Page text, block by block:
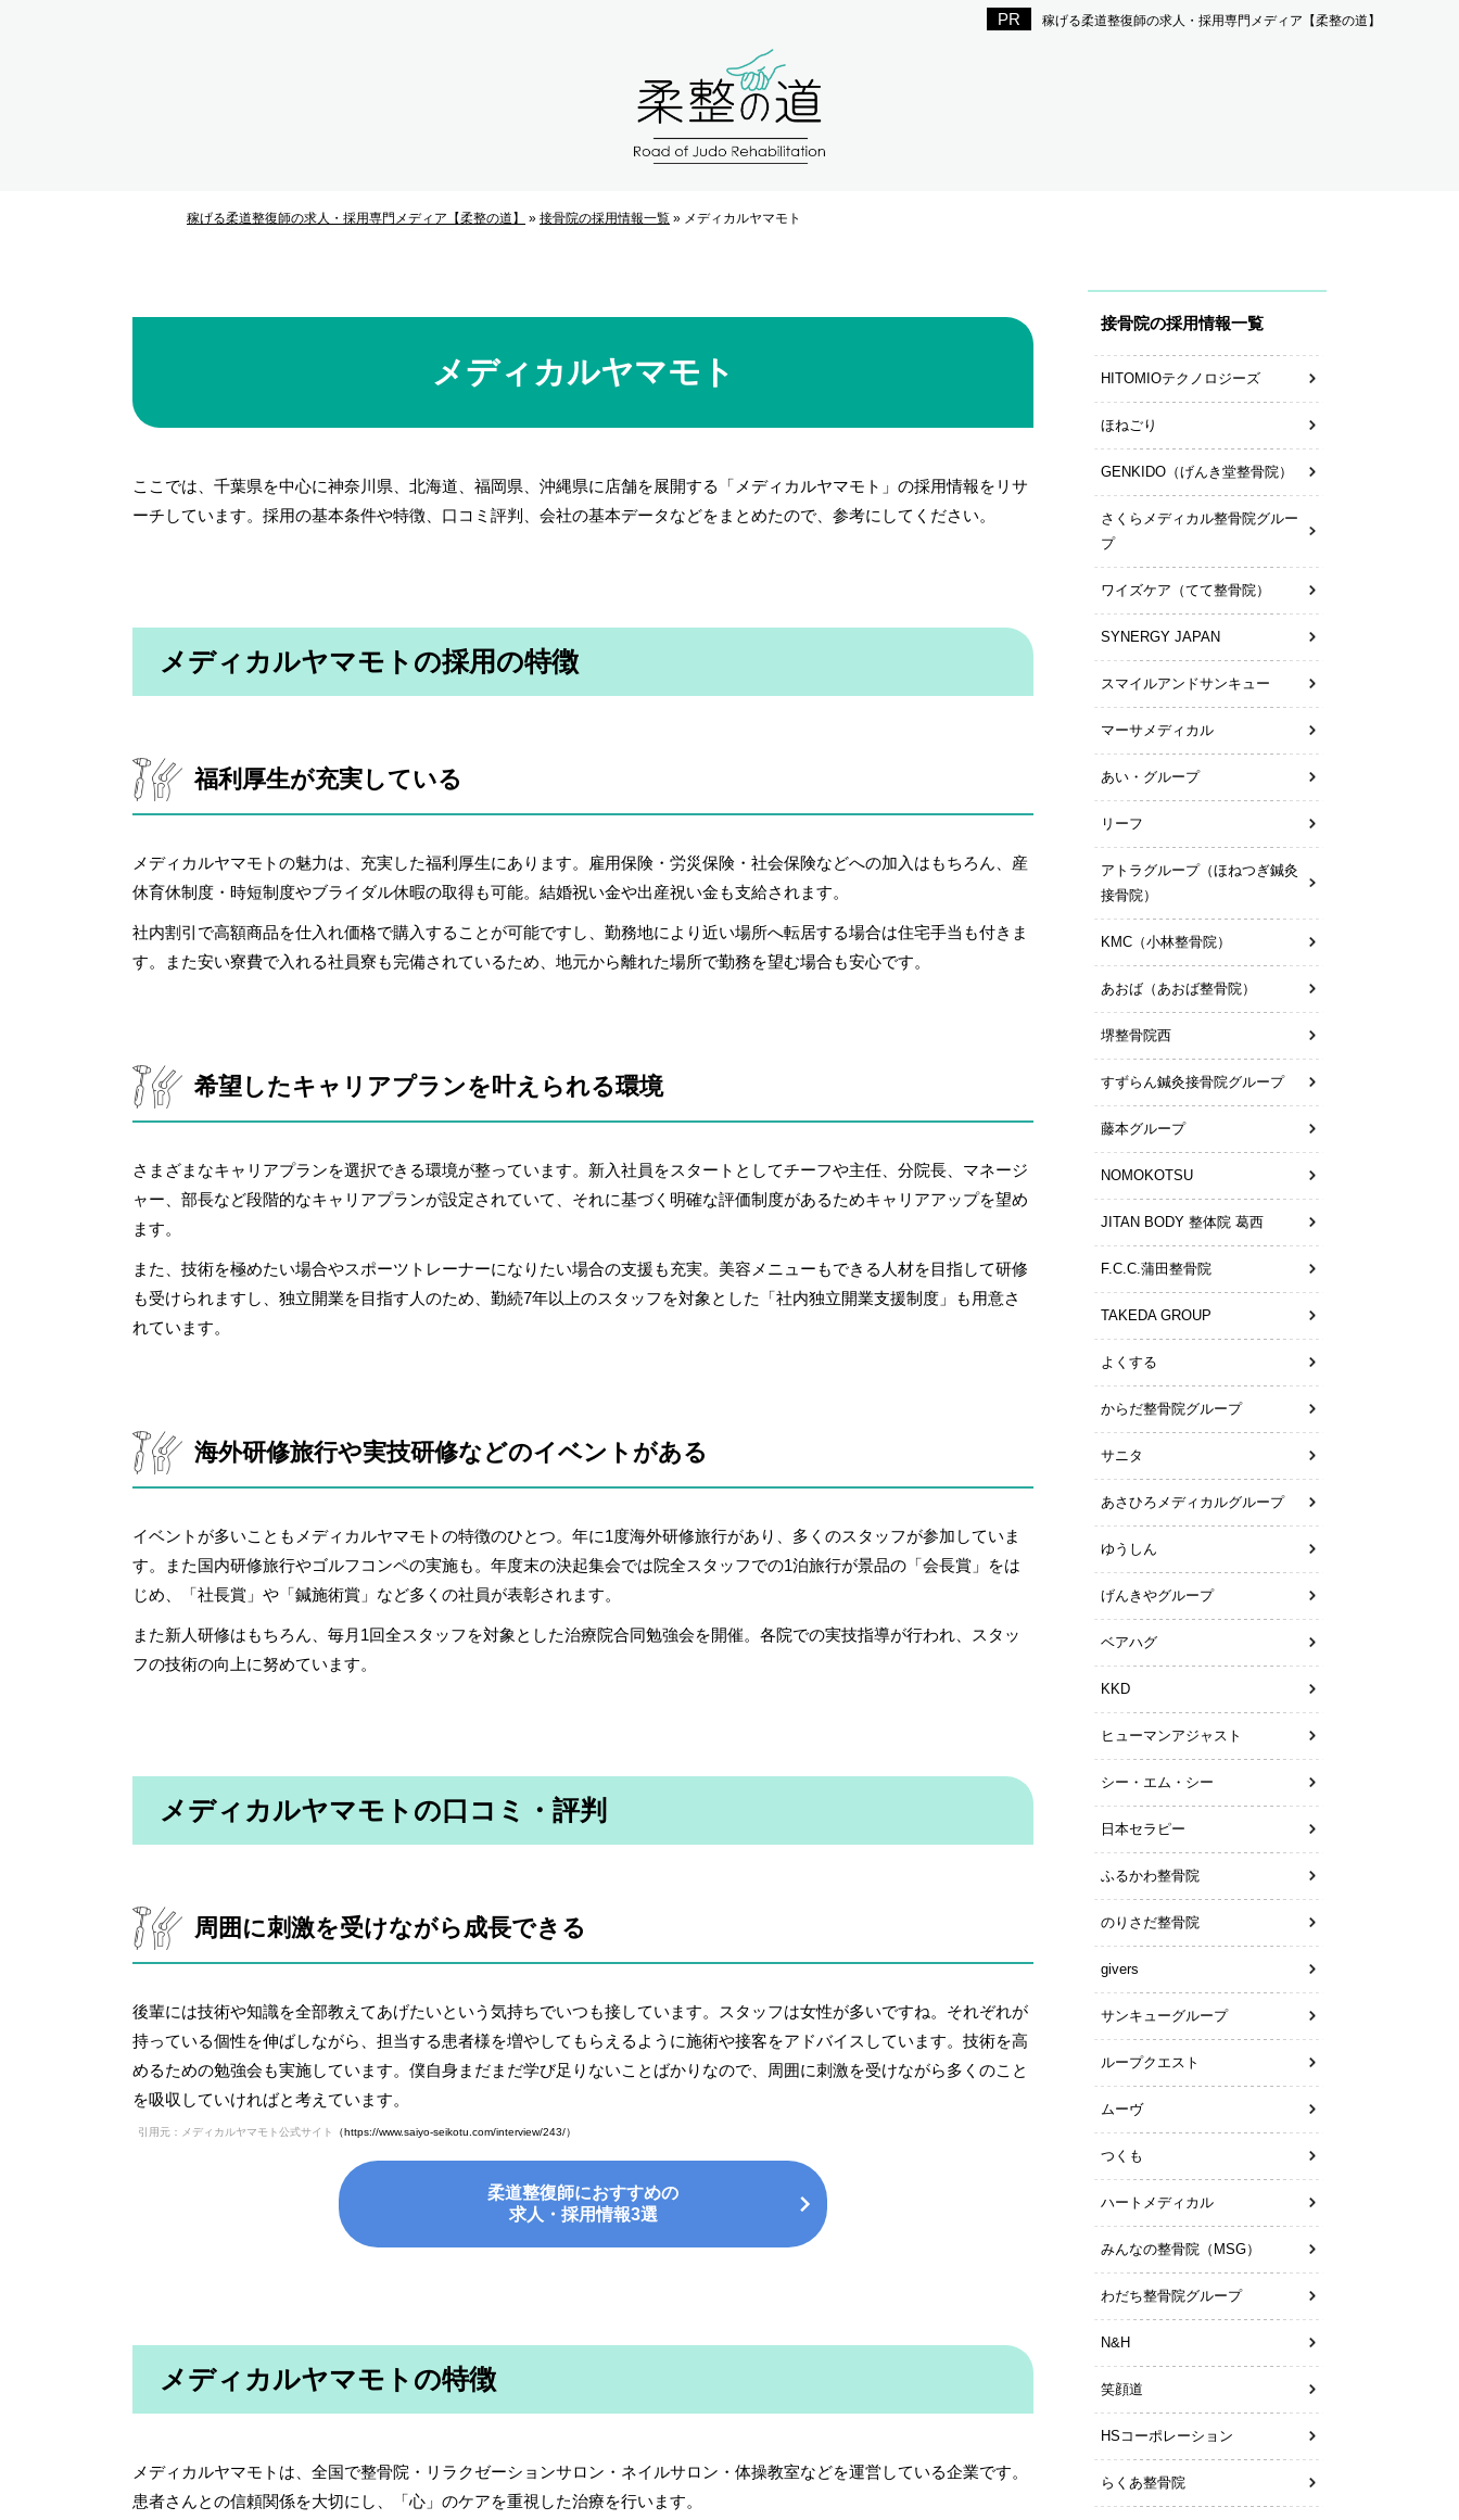
稼げる柔道整復師の求人・採用専門メディア【柔整の道】
稼げる柔道整復師の求人・採用専門メディア【柔整の道】 » 接骨院の採用情報一覧 » メディカルヤマモト
メディカルヤマモト
ここでは、千葉県を中心に神奈川県、北海道、福岡県、沖縄県に店舗を展開する「メディカルヤマモト」の採用情報をリサ
ーチしています。採用の基本条件や特徴、口コミ評判、会社の基本データなどをまとめたので、参考にしてください。
メディカルヤマモトの採用の特徴
福利厚生が充実している
メディカルヤマモトの魅力は、充実した福利厚生にあります。雇用保険・労災保険・社会保険などへの加入はもちろん、産
休育休制度・時短制度やブライダル休暇の取得も可能。結婚祝い金や出産祝い金も支給されます。
社内割引で高額商品を仕入れ価格で購入することが可能ですし、勤務地により近い場所へ転居する場合は住宅手当も付きま
す。また安い寮費で入れる社員寮も完備されているため、地元から離れた場所で勤務を望む場合も安心です。
希望したキャリアプランを叶えられる環境
さまざまなキャリアプランを選択できる環境が整っています。新入社員をスタートとしてチーフや主任、分院長、マネージ
ャー、部長など段階的なキャリアプランが設定されていて、それに基づく明確な評価制度があるためキャリアアップを望め
ます。
また、技術を極めたい場合やスポーツトレーナーになりたい場合の支援も充実。美容メニューもできる人材を目指して研修
も受けられますし、独立開業を目指す人のため、勤続7年以上のスタッフを対象とした「社内独立開業支援制度」も用意さ
れています。
海外研修旅行や実技研修などのイベントがある
イベントが多いこともメディカルヤマモトの特徴のひとつ。年に1度海外研修旅行があり、多くのスタッフが参加していま
す。また国内研修旅行やゴルフコンペの実施も。年度末の決起集会では院全スタッフでの1泊旅行が景品の「会長賞」をは
じめ、「社長賞」や「鍼施術賞」など多くの社員が表彰されます。
また新人研修はもちろん、毎月1回全スタッフを対象とした治療院合同勉強会を開催。各院での実技指導が行われ、スタッ
フの技術の向上に努めています。
メディカルヤマモトの口コミ・評判
周囲に刺激を受けながら成長できる
後輩には技術や知識を全部教えてあげたいという気持ちでいつも接しています。スタッフは女性が多いですね。それぞれが
持っている個性を伸ばしながら、担当する患者様を増やしてもらえるように施術や接客をアドバイスしています。技術を高
めるための勉強会も実施しています。僕自身まだまだ学び足りないことばかりなので、周囲に刺激を受けながら多くのこと
を吸収していければと考えています。
引用元：メディカルヤマモト公式サイト （https://www.saiyo-seikotu.com/interview/243/）
柔道整復師におすすめの
求人・採用情報3選
メディカルヤマモトの特徴
メディカルヤマモトは、全国で整骨院・リラクゼーションサロン・ネイルサロン・体操教室などを運営している企業です。
患者さんとの信頼関係を大切にし、「心」のケアを重視した治療を行います。
接骨院の採用情報一覧
HITOMIOテクノロジーズ
ほねごり
GENKIDO（げんき堂整骨院）
さくらメディカル整骨院グルー
プ
ワイズケア（てて整骨院）
SYNERGY JAPAN
スマイルアンドサンキュー
マーサメディカル
あい・グループ
リーフ
アトラグループ（ほねつぎ鍼灸
接骨院）
KMC（小林整骨院）
あおば（あおば整骨院）
堺整骨院西
すずらん鍼灸接骨院グループ
藤本グループ
NOMOKOTSU
JITAN BODY 整体院 葛西
F.C.C.蒲田整骨院
TAKEDA GROUP
よくする
からだ整骨院グループ
サニタ
あさひろメディカルグループ
ゆうしん
げんきやグループ
ベアハグ
KKD
ヒューマンアジャスト
シー・エム・シー
日本セラピー
ふるかわ整骨院
のりさだ整骨院
givers
サンキューグループ
ループクエスト
ムーヴ
つくも
ハートメディカル
みんなの整骨院（MSG）
わだち整骨院グループ
N&H
笑顔道
HSコーポレーション
らくあ整骨院